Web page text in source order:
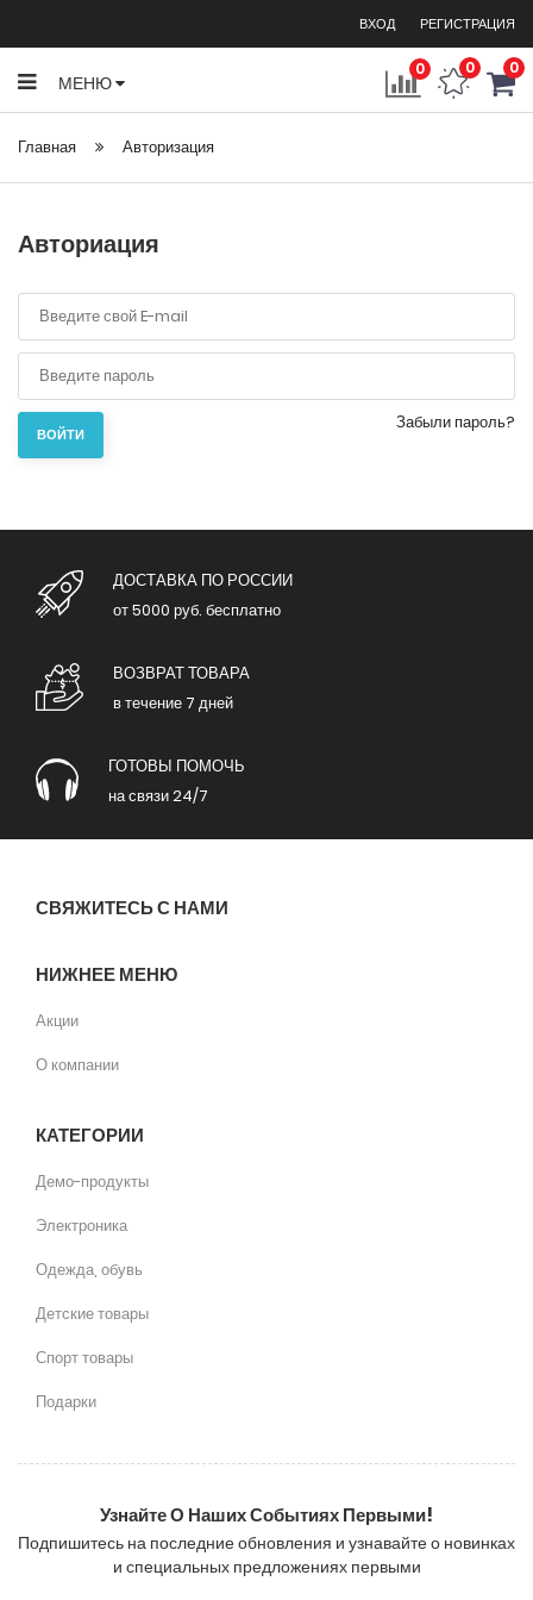
ВХОД РЕГИСТРАЦИЯ
0 0 0
МЕНЮ
Главная Авторизация
Авториация
ВОЙТИ
Забыли пароль?
ДОСТАВКА ПО РОССИИ
от 5000 руб. бесплатно
ВОЗВРАТ ТОВАРА
в течение 7 дней
ГОТОВЫ ПОМОЧЬ
на связи 24/7
СВЯЖИТЕСЬ С НАМИ
НИЖНЕЕ МЕНЮ
Акции
О компании
КАТЕГОРИИ
Демо-продукты
Электроника
Одежда, обувь
Детские товары
Спорт товары
Подарки
Узнайте О Наших Событиях Первыми!
Подпишитесь на последние обновления и узнавайте о новинках
и специальных предложениях первыми